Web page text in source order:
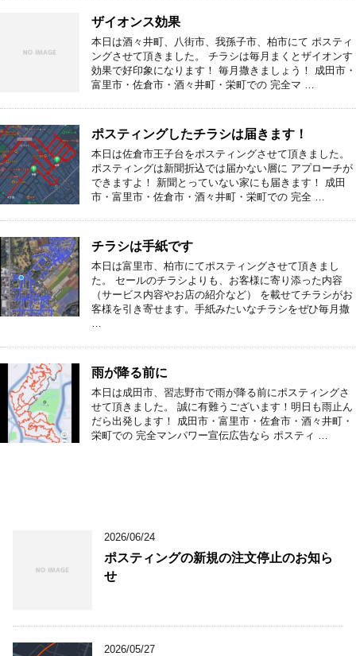
ザイオンス効果
本日は酒々井町、八街市、我孫子市、柏市にて ポスティ
ングさせて頂きました。 チラシは毎月まくとザイオンす
効果で好印象になります！ 毎月撒きましょう！ 成田市・
富里市・佐倉市・酒々井町・栄町での 完全マ …
ポスティングしたチラシは届きます！
本日は佐倉市王子台をポスティングさせて頂きました。
ポスティングは新聞折込では届かない層に アプローチが
できますよ！ 新聞とっていない家にも届きます！ 成田
市・富里市・佐倉市・酒々井町・栄町での 完全 …
チラシは手紙です
本日は富里市、柏市にてポスティングさせて頂きまし
た。 セールのチラシよりも、お客様に寄り添った内容
（サービス内容やお店の紹介など） を載せてチラシがお
客様を引き寄せます。手紙みたいなチラシをぜひ毎月撒
雨が降る前に
本日は成田市、習志野市で雨が降る前にポスティングさ
せて頂きました。 誠に有難うございます！明日も雨止ん
だら出発します！ 成田市・富里市・佐倉市・酒々井町・
栄町での 完全マンパワー宣伝広告なら ポスティ …
2026/06/24
ポスティングの新規の注文停止のお知ら
せ
2026/05/27